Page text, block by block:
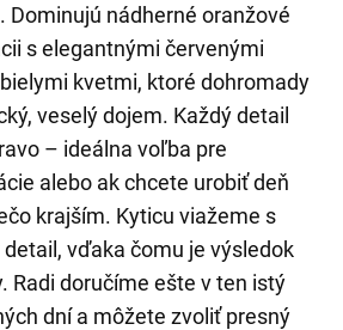
Dominujú nádherné oranžové
s elegantnými červenými
kvetmi, ktoré dohromady
veselý dojem. Každý detail
– ideálna voľba pre
alebo ak chcete urobiť deň
krajším. Kyticu viažeme s
vďaka čomu je výsledok
Radi doručíme ešte v ten istý
dní a môžete zvoliť presný